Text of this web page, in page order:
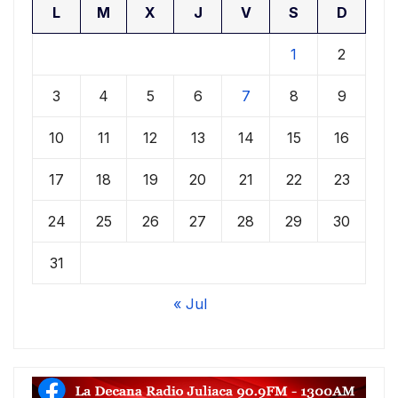
L M X J V S D
1 2
3 4 5 6 7 8 9
10 11 12 13 14 15 16
17 18 19 20 21 22 23
24 25 26 27 28 29 30
31
« Jul